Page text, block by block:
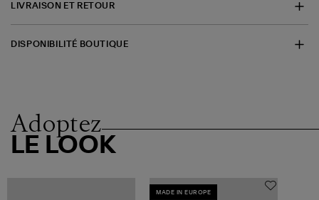
LIVRAISON ET RETOUR
DISPONIBILITÉ BOUTIQUE
Adoptez
LE LOOK
MADE IN EUROPE